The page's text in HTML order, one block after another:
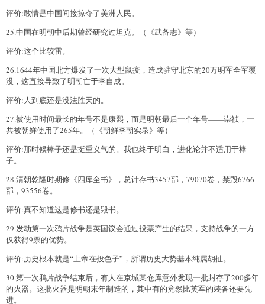
评价:敢情是中国间接掠夺了美洲人民。
25.中国在明朝中后期曾经研究过坦克。（《武备志》等）
评价:这个比较雷。
26.1644年中国北方爆发了一次大型鼠疫，造成驻守北京的20万明军全军覆
没，这直接导致了明朝亡于李自成。
评价:人到底还是没法胜天的。
27.被使用时间最长的年号不是康熙，而是明朝最后一个年号——崇祯，一
共被朝鲜使用了265年。（《朝鲜李朝实录》等）
评价:那时候棒子还是挺重义气的。我也终于明白，进化论并不适用于棒
子。
28.清朝乾隆时期修《四库全书》，总计存书3457部，79070卷，禁毁6766
部，93556卷。
评价:真不知道这是修书还是毁书。
29.发动第一次鸦片战争是英国议会通过投票产生的结果，支持战争的一方
仅获得9票的优势。
评价:历史根本就是“上帝在投色子”，所谓历史大势基本纯属胡扯。
30.第一次鸦片战争结束后，有人在京城某仓库意外发现一批封存了200多年
的火器。这批火器是明朝末年制造的，其中有的竟然比英军的装备还要先
进。